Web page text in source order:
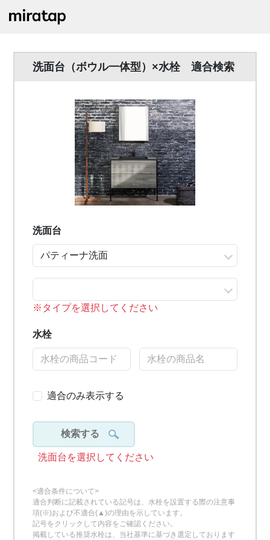
洗面台（ボウル一体型）×水栓 適合検索
洗面台
※タイプを選択してください
水栓
適合のみ表示する
検索する
洗面台を選択してください
<適合条件について>
適合判断に記載されている記号は、水栓を設置する際の注意事
項(※)および不適合(▲)の理由を示しています。
記号をクリックして内容をご確認ください。
掲載している推奨水栓は、当社基準に基づき選定しております